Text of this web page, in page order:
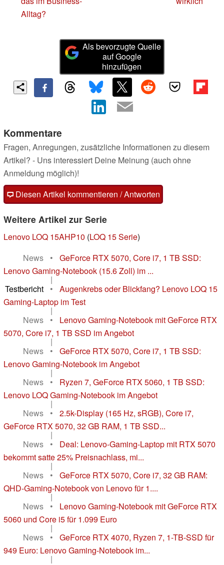
Alltag?
Als bevorzugte Quelle
auf Google
hinzufügen
Kommentare
Fragen, Anregungen, zusätzliche Informationen zu diesem
Artikel? - Uns interessiert Deine Meinung (auch ohne
Anmeldung möglich)!
Diesen Artikel kommentieren / Antworten
Weitere Artikel zur Serie
Lenovo LOQ 15AHP10 (LOQ 15 Serie)
News
•
GeForce RTX 5070, Core i7, 1 TB SSD:
Lenovo Gaming-Notebook (15.6 Zoll) im ...
|
Testbericht
•
Augenkrebs oder Blickfang? Lenovo LOQ 15
Gaming-Laptop im Test
|
News
•
Lenovo Gaming-Notebook mit GeForce RTX
5070, Core i7, 1 TB SSD im Angebot
|
News
•
GeForce RTX 5070, Core i7, 1 TB SSD:
Lenovo Gaming-Notebook im Angebot
|
News
•
Ryzen 7, GeForce RTX 5060, 1 TB SSD:
Lenovo LOQ Gaming-Notebook im Angebot
|
News
•
2.5k-Display (165 Hz, sRGB), Core i7,
GeForce RTX 5070, 32 GB RAM, 1 TB SSD...
|
News
•
Deal: Lenovo-Gaming-Laptop mit RTX 5070
bekommt satte 25% Preisnachlass, mi...
|
News
•
GeForce RTX 5070, Core i7, 32 GB RAM:
QHD-Gaming-Notebook von Lenovo für 1....
|
News
•
Lenovo Gaming-Notebook mit GeForce RTX
5060 und Core i5 für 1.099 Euro
|
News
•
GeForce RTX 4070, Ryzen 7, 1-TB-SSD für
949 Euro: Lenovo Gaming-Notebook im...
|